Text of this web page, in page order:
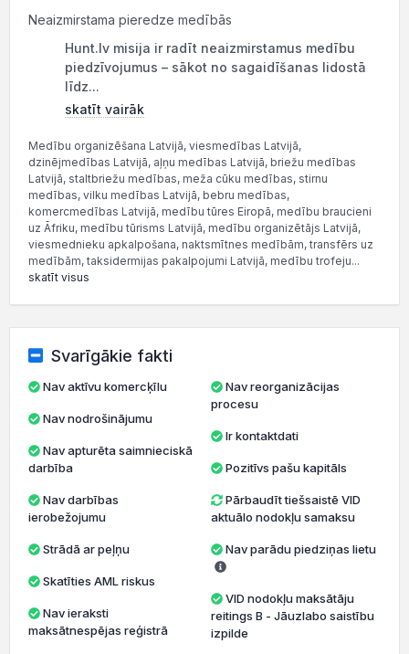
Neaizmirstama pieredze medībās
Hunt.lv misija ir radīt neaizmirstamus medību
piedzīvojumus – sākot no sagaidīšanas lidostā
līdz...
skatīt vairāk
Medību organizēšana Latvijā, viesmedības Latvijā,
dzinējmedības Latvijā, aļņu medības Latvijā, briežu medības
Latvijā, staltbriežu medības, meža cūku medības, stirnu
medības, vilku medības Latvijā, bebru medības,
komercmedības Latvijā, medību tūres Eiropā, medību braucieni
uz Āfriku, medību tūrisms Latvijā, medību organizētājs Latvijā,
viesmednieku apkalpošana, naktsmītnes medībām, transfērs uz
medībām, taksidermijas pakalpojumi Latvijā, medību trofeju...
skatīt visus
Svarīgākie fakti
Nav aktīvu komercķīlu
Nav nodrošinājumu
darbība
ierobežojumu
Strādā ar peļņu
Skatīties AML riskus
maksātnespējas reģistrā
Nav reorganizācijas
procesu
Ir kontaktdati
Pozitīvs pašu kapitāls
Pārbaudīt tiešsaistē VID
aktuālo nodokļu samaksu
Nav parādu piedziņas lietu
VID nodokļu maksātāju
reitings B - Jāuzlabo saistību
izpilde